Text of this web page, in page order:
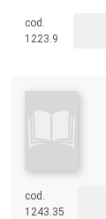
cod.
1223.9
cod.
1243.35